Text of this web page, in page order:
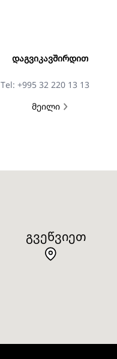
ᲓᲐᲒᲕᲘᲙᲐᲕᲨᲘᲠᲓᲘᲗ
Tel: +995 32 220 13 13
მეილი
ᲒᲕᲔᲬᲕᲘᲔᲗ